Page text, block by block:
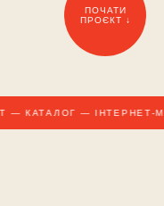
ПОЧАТИ
ПРОЄКТ ↓
КАТАЛОГ — ІНТЕРНЕТ-